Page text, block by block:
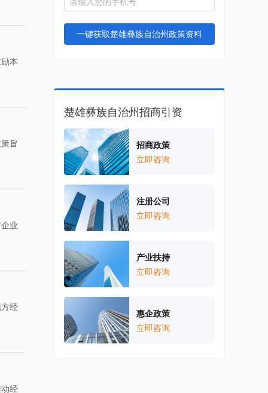
本
旨
业
经
经
一键获取楚雄彝族自治州政策资料
楚雄彝族自治州招商引资
招商政策
立即咨询
注册公司
立即咨询
产业扶持
立即咨询
惠企政策
立即咨询